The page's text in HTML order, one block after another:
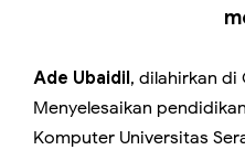
Ade Ubaidil, dilahirkan di
Menyelesaikan
Komputer Universitas